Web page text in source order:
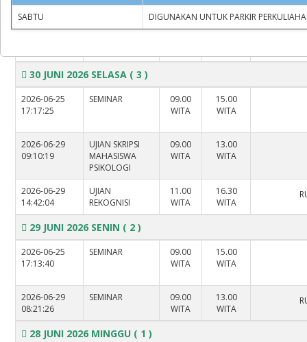
2026-06-26
PERSIAPAN
08.30
16.30
30 JUNI 2026 SELASA ( 3 )
2026-06-25
17:17:25
SEMINAR
09.00
WITA
15.00
WITA
2026-06-29
09:10:19
UJIAN SKRIPSI
MAHASISWA
PSIKOLOGI
09.00
WITA
13.00
WITA
2026-06-29
14:42:04
UJIAN
REKOGNISI
11.00
WITA
16.30
WITA
29 JUNI 2026 SENIN ( 2 )
2026-06-25
17:13:40
SEMINAR
09.00
WITA
15.00
WITA
2026-06-29
08:21:26
SEMINAR
09.00
WITA
13.00
WITA
28 JUNI 2026 MINGGU ( 1 )
SABTU DIGUNAKAN UNTUK PARKIR